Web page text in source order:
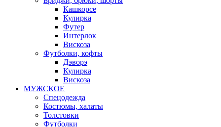
Кашкорсе
Кулирка
Футер
Интерлок
Вискоза
Футболки, кофты
Дэворэ
Кулирка
Вискоза
МУЖСКОЕ
Спецодежда
Костюмы, халаты
Толстовки
Футболки